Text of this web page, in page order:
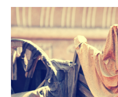
Vyklizení
dělat když
jedné